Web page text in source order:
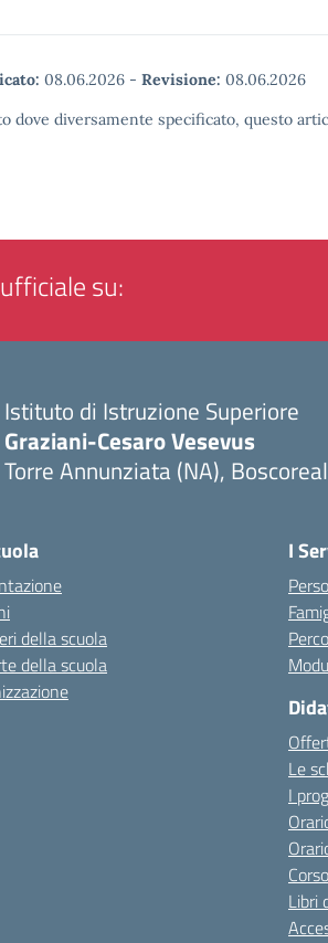
08.06.2026 - Revisione: 08.06.2026
dove diversamente specificato, questo
su:
Istituto di Istruzione Superiore
Graziani-Cesaro Vesevus
Torre Annunziata (NA),
della scuola
della scuola
I
Le
I
Libri